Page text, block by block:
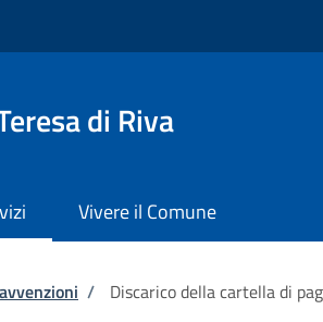
di Riva
Vivere il Comune
/ Discarico della cartella di